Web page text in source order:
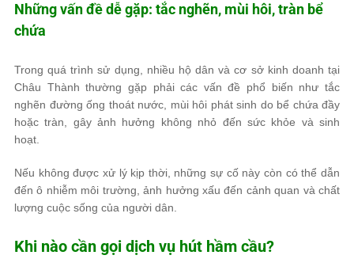
Những vấn đề dễ gặp: tắc nghẽn, mùi hôi, tràn bể
chứa
Trong quá trình sử dụng, nhiều hộ dân và cơ sở kinh doanh tại
Châu Thành thường gặp phải các vấn đề phổ biến như tắc
nghẽn đường ống thoát nước, mùi hôi phát sinh do bể chứa đầy
hoặc tràn, gây ảnh hưởng không nhỏ đến sức khỏe và sinh
hoạt.
Nếu không được xử lý kịp thời, những sự cố này còn có thể dẫn
đến ô nhiễm môi trường, ảnh hưởng xấu đến cảnh quan và chất
lượng cuộc sống của người dân.
Khi nào cần gọi dịch vụ hút hầm cầu?